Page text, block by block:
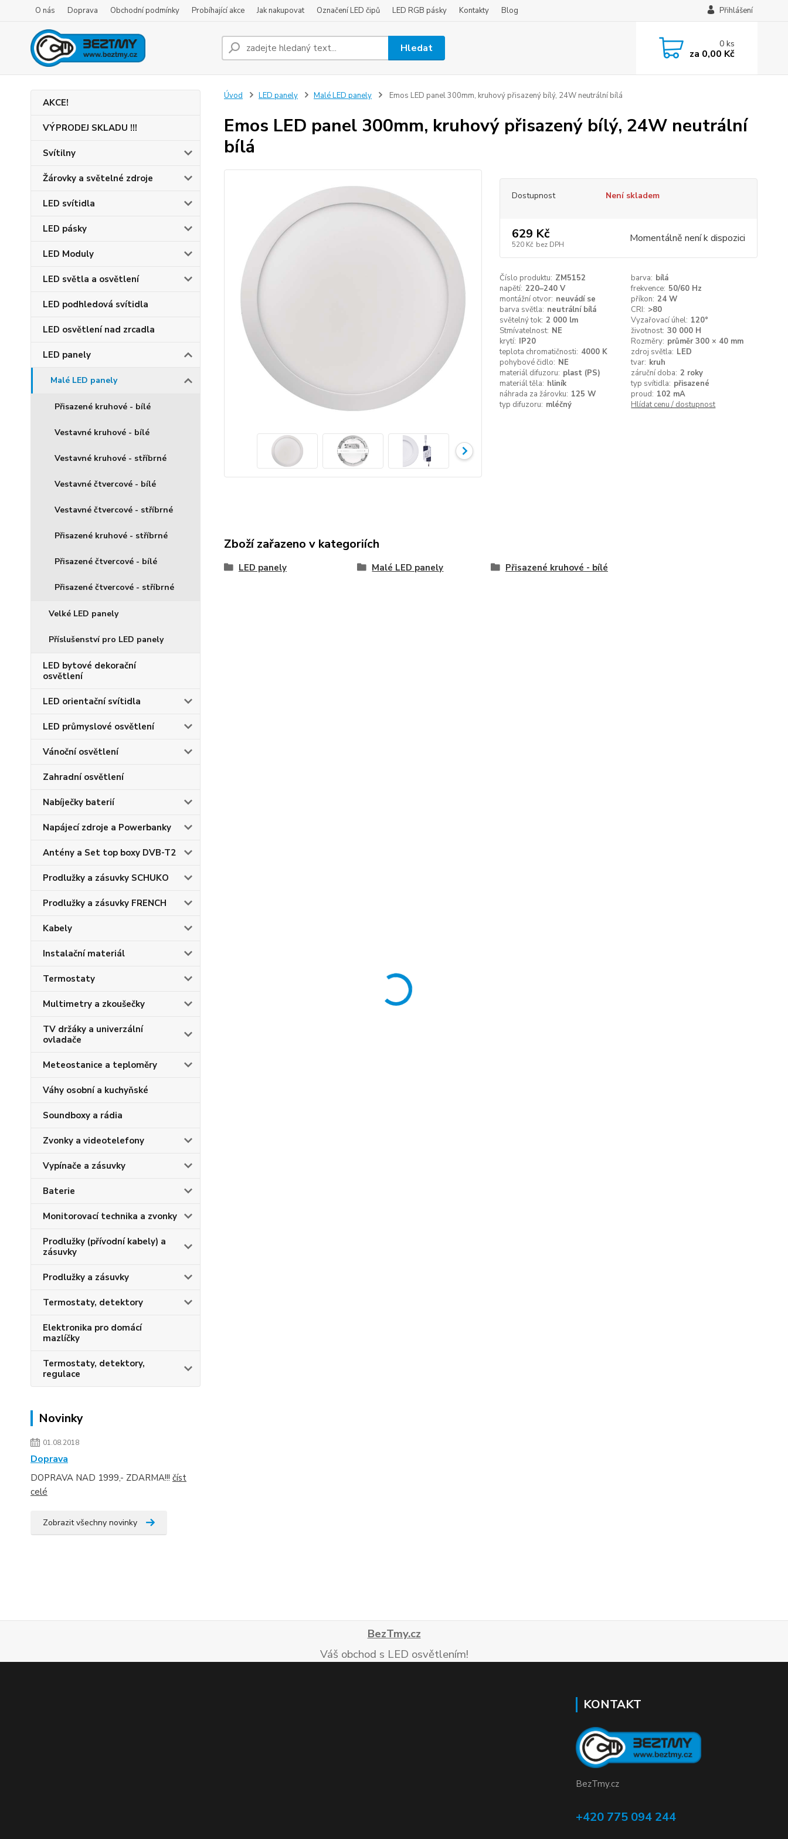
O nás Doprava Obchodní podmínky Probíhající akce Jak nakupovat Označení LED čipů LED RGB pásky Kontakty Blog Přihlášení
Hledat 0ks
za 0,00 Kč
AKCE!
VÝPRODEJ SKLADU !!!
Svítilny
Žárovky a světelné zdroje
LED svítidla
LED pásky
LED Moduly
LED světla a osvětlení
LED podhledová svítidla
LED osvětlení nad zrcadla
LED panely
Malé LED panely
Přisazené kruhové - bílé
Vestavné kruhové - bílé
Vestavné kruhové - stříbrné
Vestavné čtvercové - bílé
Vestavné čtvercové - stříbrné
Přisazené kruhové - stříbrné
Přisazené čtvercové - bílé
Přisazené čtvercové - stříbrné
Velké LED panely
Příslušenství pro LED panely
LED bytové dekorační
osvětlení
LED orientační svítidla
LED průmyslové osvětlení
Vánoční osvětlení
Zahradní osvětlení
Nabíječky baterií
Napájecí zdroje a Powerbanky
Antény a Set top boxy DVB-T2
Prodlužky a zásuvky SCHUKO
Prodlužky a zásuvky FRENCH
Kabely
Instalační materiál
Termostaty
Multimetry a zkoušečky
TV držáky a univerzální
ovladače
Meteostanice a teploměry
Váhy osobní a kuchyňské
Soundboxy a rádia
Zvonky a videotelefony
Vypínače a zásuvky
Baterie
Monitorovací technika a zvonky
Prodlužky (přívodní kabely) a
zásuvky
Prodlužky a zásuvky
Termostaty, detektory
Elektronika pro domácí
mazlíčky
Termostaty, detektory,
regulace
Novinky
01.08.2018
Doprava
DOPRAVA NAD 1999,- ZDARMA!!! číst
celé
Zobrazit všechny novinky
Úvod LED panely Malé LED panely Emos LED panel 300mm, kruhový přisazený bílý, 24W neutrální bílá
Emos LED panel 300mm, kruhový přisazený bílý, 24W neutrální
bílá
Dostupnost Není skladem
629 Kč
520 Kč bez DPH Momentálně není k dispozici
Číslo produktu: ZM5152 barva: bílá
napětí: 220–240 V frekvence: 50/60 Hz
montážní otvor: neuvádí se příkon: 24 W
barva světla: neutrální bílá CRI: >80
světelný tok: 2 000 lm Vyzařovací úhel: 120°
Stmívatelnost: NE životnost: 30 000 H
krytí: IP20 Rozměry: průměr 300 × 40 mm
teplota chromatičnosti: 4000 K zdroj světla: LED
pohybové čidlo: NE tvar: kruh
materiál difuzoru: plast (PS) záruční doba: 2 roky
materiál těla: hliník typ svítidla: přisazené
náhrada za žárovku: 125 W proud: 102 mA
typ difuzoru: mléčný Hlídat cenu / dostupnost
Zboží zařazeno v kategoriích
LED panely Malé LED panely Přisazené kruhové - bílé
BezTmy.cz
Váš obchod s LED osvětlením!
KONTAKT
BezTmy.cz
+420 775 094 244